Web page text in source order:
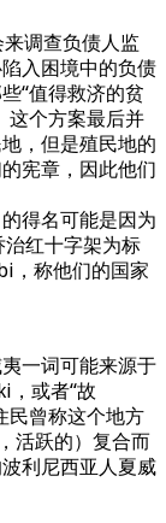
调查负债人监
入困境中的负债
“值得救济的贫
这个方案最后并
，但是殖民地的
宪章，因此他们
得名可能是因为
治红十字架为标
，称他们的国家
一词可能来源于
或者“故
民曾称这个地方
活跃的）复合而
利尼西亚人夏威